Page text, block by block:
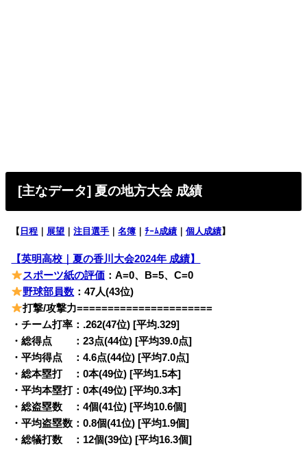
[主なデータ] 夏の地方大会 成績
【 日程 展望 ｜注目選手 ｜名簿 ｜ﾁｰﾑ成績 ｜個人成績】
【英明高校｜夏の香川大会2024年 成績】
スポーツ紙の評価 ：A=0、B=5、C=0
野球部員数 ：47人(43位)
打撃/攻撃力======================
・チーム打率：.262(47位) [平均.329]
・総得点 ：23点(44位) [平均39.0点]
・平均得点 ：4.6点(44位) [平均7.0点]
・総本塁打 ：0本(49位) [平均1.5本]
・平均本塁打：0本(49位) [平均0.3本]
・総盗塁数 ：4個(41位) [平均10.6個]
・平均盗塁数：0.8個(41位) [平均1.9個]
・総犠打数 ：12個(39位) [平均16.3個]